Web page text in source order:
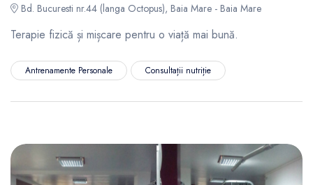
Bd. Bucuresti nr.44 (langa Octopus), Baia Mare - Baia Mare
Terapie fizică și mișcare pentru o viață mai bună.
Antrenamente Personale Consultații nutriție